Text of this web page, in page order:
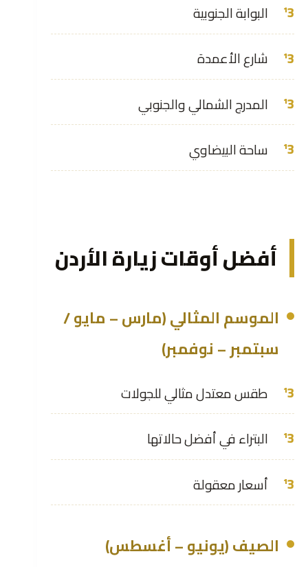
البوابة الجنوبية
شارع الأعمدة
المدرج الشمالي والجنوبي
ساحة البيضاوي
أفضل أوقات زيارة الأردن
الموسم المثالي (مارس – مايو /
سبتمبر – نوفمبر)
طقس معتدل مثالي للجولات
البتراء في أفضل حالاتها
أسعار معقولة
الصيف (يونيو – أغسطس)